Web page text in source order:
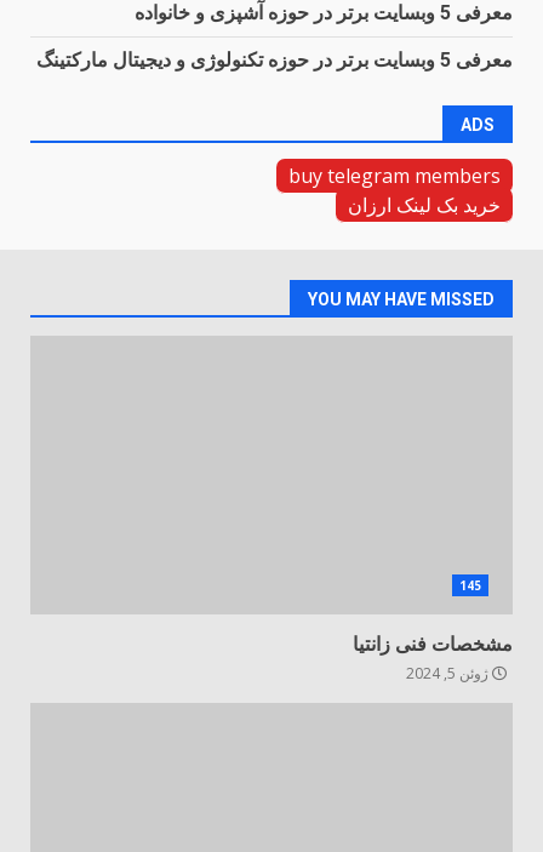
معرفی 5 وبسایت برتر در حوزه آشپزی و خانواده
معرفی 5 وبسایت برتر در حوزه تکنولوژی و دیجیتال مارکتینگ
ADS
buy telegram members
خرید بک لینک ارزان
YOU MAY HAVE MISSED
145
مشخصات فنی زانتیا
ژوئن 5, 2024